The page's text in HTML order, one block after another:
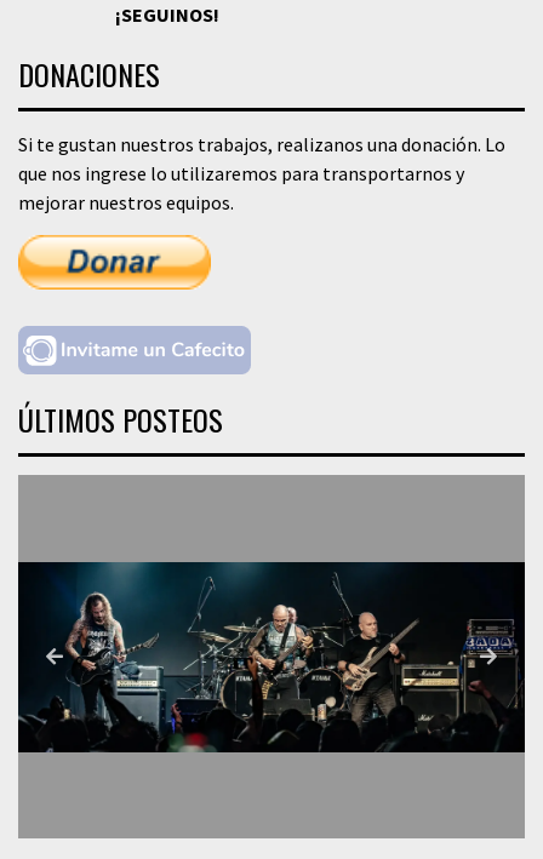
¡SEGUINOS!
DONACIONES
Si te gustan nuestros trabajos, realizanos una donación. Lo
que nos ingrese lo utilizaremos para transportarnos y
mejorar nuestros equipos.
ÚLTIMOS POSTEOS